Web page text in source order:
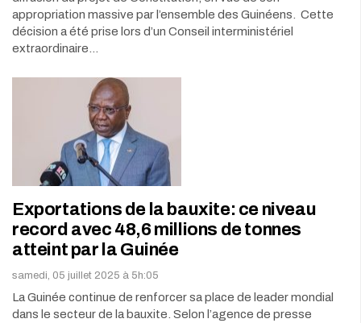
appropriation massive par l’ensemble des Guinéens. Cette
décision a été prise lors d’un Conseil interministériel
extraordinaire…
Exportations de la bauxite: ce niveau
record avec 48,6 millions de tonnes
atteint par la Guinée
samedi, 05 juillet 2025 à 5h:05
La Guinée continue de renforcer sa place de leader mondial
dans le secteur de la bauxite. Selon l’agence de presse